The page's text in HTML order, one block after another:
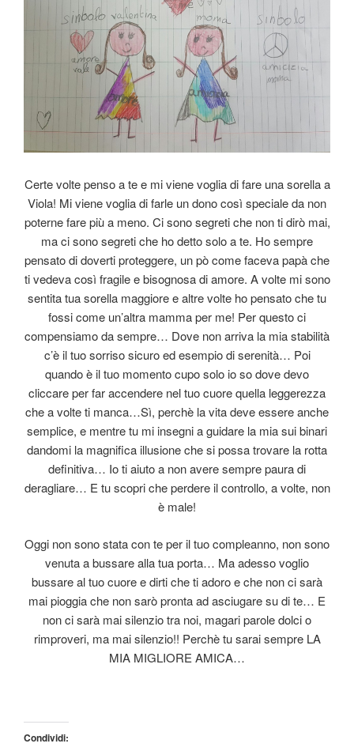
Certe volte penso a te e mi viene voglia di fare una sorella a
Viola! Mi viene voglia di farle un dono così speciale da non
poterne fare più a meno. Ci sono segreti che non ti dirò mai,
ma ci sono segreti che ho detto solo a te. Ho sempre
pensato di doverti proteggere, un pò come faceva papà che
ti vedeva così fragile e bisognosa di amore. A volte mi sono
sentita tua sorella maggiore e altre volte ho pensato che tu
fossi come un’altra mamma per me! Per questo ci
compensiamo da sempre… Dove non arriva la mia stabilità
c’è il tuo sorriso sicuro ed esempio di serenità… Poi
quando è il tuo momento cupo solo io so dove devo
cliccare per far accendere nel tuo cuore quella leggerezza
che a volte ti manca…Sì, perchè la vita deve essere anche
semplice, e mentre tu mi insegni a guidare la mia sui binari
dandomi la magnifica illusione che si possa trovare la rotta
definitiva… Io ti aiuto a non avere sempre paura di
deragliare… E tu scopri che perdere il controllo, a volte, non
è male!
Oggi non sono stata con te per il tuo compleanno, non sono
venuta a bussare alla tua porta… Ma adesso voglio
bussare al tuo cuore e dirti che ti adoro e che non ci sarà
mai pioggia che non sarò pronta ad asciugare su di te… E
non ci sarà mai silenzio tra noi, magari parole dolci o
rimproveri, ma mai silenzio!! Perchè tu sarai sempre LA
MIA MIGLIORE AMICA…
Condividi: